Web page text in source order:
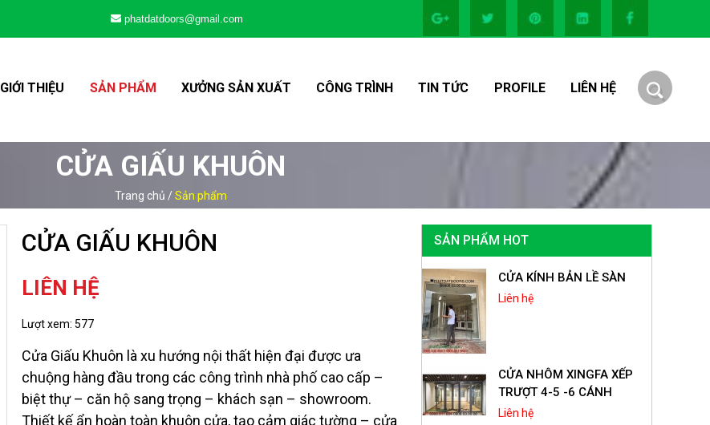
phatdatdoors@gmail.com
GIỚI THIỆU SẢN PHẨM XƯỞNG SẢN XUẤT CÔNG TRÌNH TIN TỨC PROFILE LIÊN HỆ
CỬA GIẤU KHUÔN
Trang chủ / Sản phẩm
CỬA GIẤU KHUÔN
LIÊN HỆ
Lượt xem: 577
Cửa Giấu Khuôn là xu hướng nội thất hiện đại được ưa
chuộng hàng đầu trong các công trình nhà phố cao cấp –
biệt thự – căn hộ sang trọng – khách sạn – showroom.
Thiết kế ẩn hoàn toàn khuôn cửa, tạo cảm giác tường – cửa
SẢN PHẨM HOT
CỬA KÍNH BẢN LỀ SÀN
Liên hệ
CỬA NHÔM XINGFA XẾP
TRƯỢT 4-5 -6 CÁNH
Liên hệ